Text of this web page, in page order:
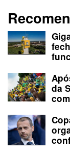
da